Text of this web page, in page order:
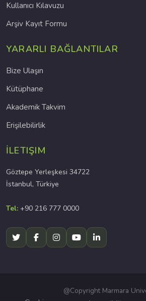
Kullanıcı Kılavuzu
Arşiv Kayıt Formu
YARARLI BAĞLANTILAR
Bize Ulaşın
Kütüphane
Akademik Takvim
Erişilebilirlik
İLETIŞIM
Göztepe Yerleşkesi 34722
İstanbul, Türkiye
Tel: +90 216 777 0000
@Copyright Marmara